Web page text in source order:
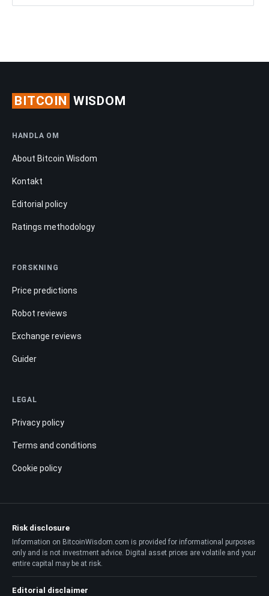
BITCOIN WISDOM
HANDLA OM
About Bitcoin Wisdom
Kontakt
Editorial policy
Ratings methodology
FORSKNING
Price predictions
Robot reviews
Exchange reviews
Guider
LEGAL
Privacy policy
Terms and conditions
Cookie policy
Risk disclosure
Information on BitcoinWisdom.com is provided for informational purposes
only and is not investment advice. Digital asset prices are volatile and your
entire capital may be at risk.
Editorial disclaimer